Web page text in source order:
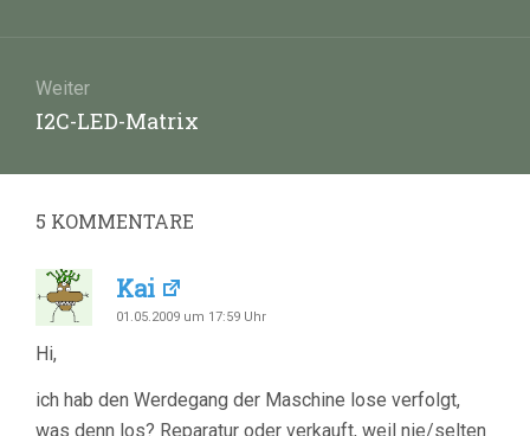
Weiter
Nächster
I2C-LED-Matrix
5 KOMMENTARE
Kai
01.05.2009 um 17:59 Uhr
Hi,
ich hab den Werdegang der Maschine lose verfolgt,
was denn los? Reparatur oder verkauft, weil nie/selten